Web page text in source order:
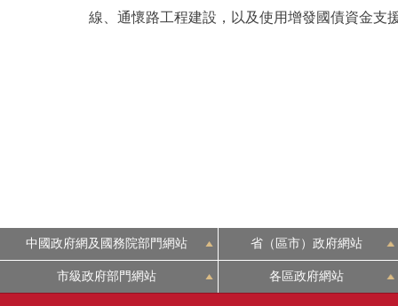
多語種
線、通懷路工程建設，以及使用增發國債資金支
中國政府網及國務院部門網站 省（區市）政府網站
市級政府部門網站 各區政府網站